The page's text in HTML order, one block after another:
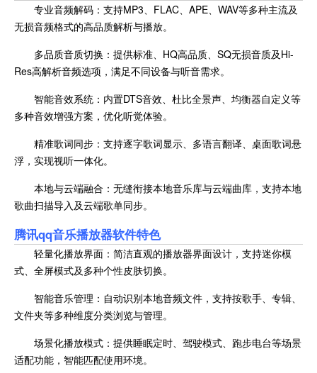
专业音频解码：支持MP3、FLAC、APE、WAV等多种主流及
无损音频格式的高品质解析与播放。
多品质音质切换：提供标准、HQ高品质、SQ无损音质及Hi-
Res高解析音频选项，满足不同设备与听音需求。
智能音效系统：内置DTS音效、杜比全景声、均衡器自定义等
多种音效增强方案，优化听觉体验。
精准歌词同步：支持逐字歌词显示、多语言翻译、桌面歌词悬
浮，实现视听一体化。
本地与云端融合：无缝衔接本地音乐库与云端曲库，支持本地
歌曲扫描导入及云端歌单同步。
腾讯qq音乐播放器软件特色
轻量化播放界面：简洁直观的播放器界面设计，支持迷你模
式、全屏模式及多种个性皮肤切换。
智能音乐管理：自动识别本地音频文件，支持按歌手、专辑、
文件夹等多种维度分类浏览与管理。
场景化播放模式：提供睡眠定时、驾驶模式、跑步电台等场景
适配功能，智能匹配使用环境。